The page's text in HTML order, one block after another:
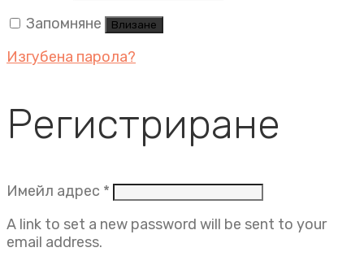
Запомняне
Влизане
Изгубена парола?
Регистриране
Имейл адрес * Задължително
A link to set a new password will be sent to your
email address.